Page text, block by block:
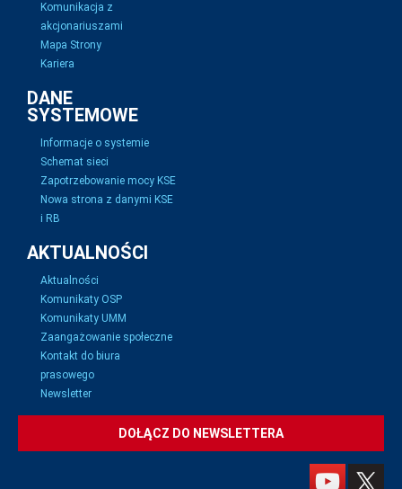
Komunikacja z
akcjonariuszami
Mapa Strony
Kariera
DANE
SYSTEMOWE
Informacje o systemie
Schemat sieci
Zapotrzebowanie mocy KSE
Nowa strona z danymi KSE
i RB
AKTUALNOŚCI
Aktualności
Komunikaty OSP
Komunikaty UMM
Zaangażowanie społeczne
Kontakt do biura
prasowego
Newsletter
DOŁĄCZ DO NEWSLETTERA